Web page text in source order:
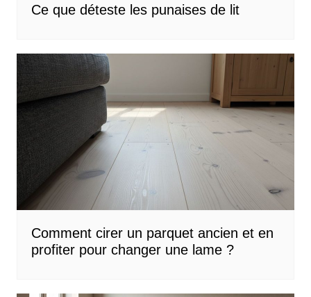
Ce que déteste les punaises de lit
Comment cirer un parquet ancien et en
profiter pour changer une lame ?